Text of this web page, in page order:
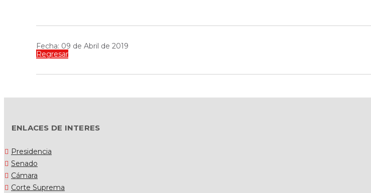
Fecha: 09 de Abril de 2019
Regresar
ENLACES DE INTERES
Presidencia
Senado
Cámara
Corte Suprema